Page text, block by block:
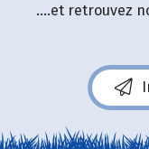
....et retrouvez